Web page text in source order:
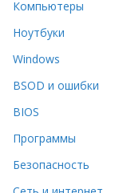
Компьютеры
Ноутбуки
Windows
BSOD и ошибки
BIOS
Программы
Безопасность